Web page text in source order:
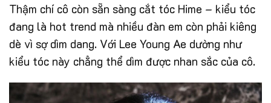
Thậm chí cô còn sẵn sàng cắt tóc Hime – kiểu tóc
đang là hot trend mà nhiều đàn em còn phải kiêng
dè vì sợ dìm dang. Với Lee Young Ae dường như
kiểu tóc này chẳng thể dìm được nhan sắc của cô.